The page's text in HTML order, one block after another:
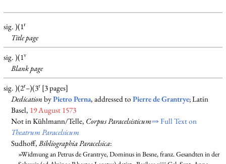
sig. )(1r
Title page
sig. )(1v
Blankpage
sig. )(2r–)(3r[3 pages]
DedicationbyPietro Perna, addressed toPierre de Grantrye; Latin
Basel, 19 August 1573
Not in Kühlmann/Telle, Corpus Paracelsisticum⇒ Full Text on
Theatrum Paracelsicum
Sudhoff,Bibliographia Paracelsica:
»Widmung an Petrus de Grantrye, Dominus in Besne, franz. Gesandten in der